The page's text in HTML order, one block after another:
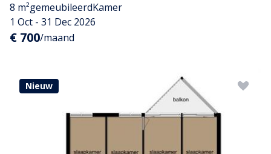
8 m²gemeubileerdKamer
1 Oct - 31 Dec 2026
€ 700/maand
Nieuw